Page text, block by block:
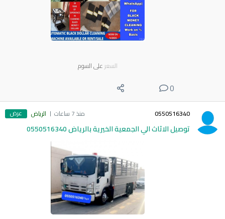
السعر على السوم
0
0550516340 منذ 7 ساعات الرياض عرض
توصيل الاثاث الي الجمعية الخيرية بالرياض 0550516340